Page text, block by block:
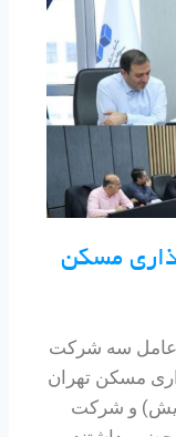
مسکن
عامل سه شرکت
مسکن تهران
و شرکت